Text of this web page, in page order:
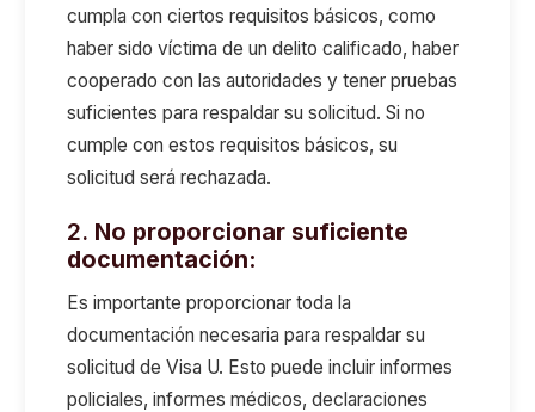
cumpla con ciertos requisitos básicos, como
haber sido víctima de un delito calificado, haber
cooperado con las autoridades y tener pruebas
suficientes para respaldar su solicitud. Si no
cumple con estos requisitos básicos, su
solicitud será rechazada.
2. No proporcionar suficiente
documentación:
Es importante proporcionar toda la
documentación necesaria para respaldar su
solicitud de Visa U. Esto puede incluir informes
policiales, informes médicos, declaraciones